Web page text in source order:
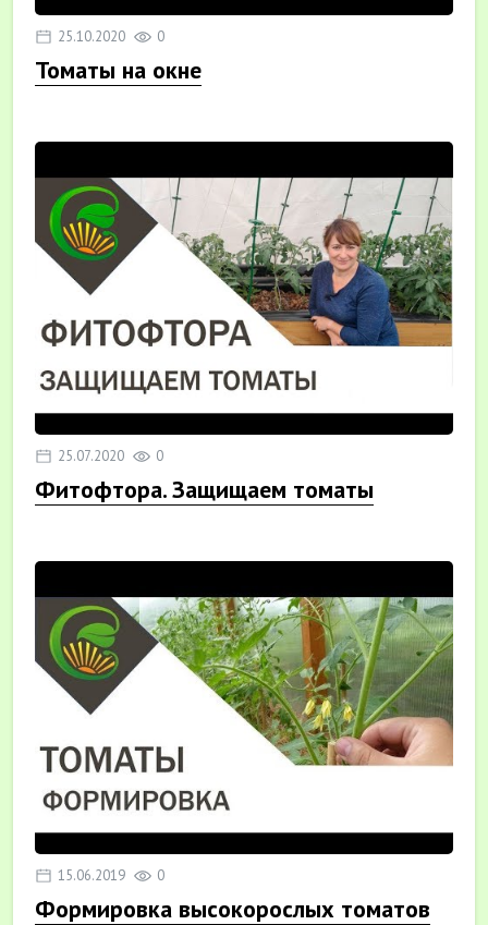
25.10.2020 0
Томаты на окне
25.07.2020 0
Фитофтора. Защищаем томаты
15.06.2019 0
Формировка высокорослых томатов